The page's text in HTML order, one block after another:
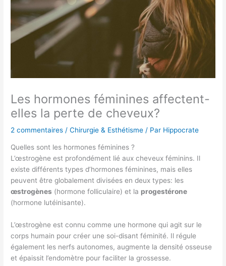
Les hormones féminines affectent-
elles la perte de cheveux?
2 commentaires /Chirurgie & Esthétisme / Par Hippocrate
Quelles sont les hormones féminines ?
L’œstrogène est profondément lié aux cheveux féminins. Il
existe différents types d’hormones féminines, mais elles
peuvent être globalement divisées en deux types: les
œstrogènes (hormone folliculaire) et la progestérone
(hormone lutéinisante).
L’œstrogène est connu comme une hormone qui agit sur le
corps humain pour créer une soi-disant féminité. Il régule
également les nerfs autonomes, augmente la densité osseuse
et épaissit l’endomètre pour faciliter la grossesse.